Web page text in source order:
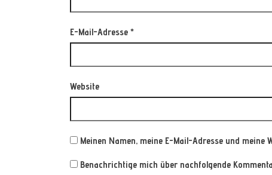
E-Mail-Adresse *
Website
Meinen Namen, meine E-Mail-Adresse und
Benachrichtige mich über nachfolgende